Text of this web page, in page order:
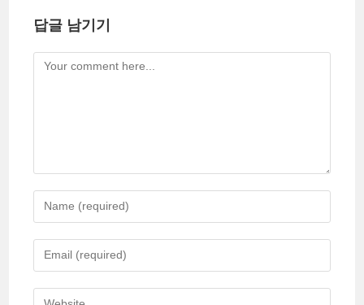
답글 남기기
Comment
Enter
your
name
Enter
your
email
Enter